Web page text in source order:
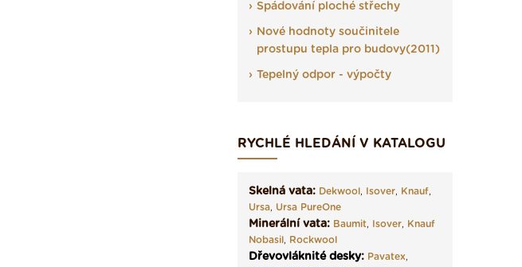
Spádování ploché střechy
Nové hodnoty součinitele
prostupu tepla pro budovy(2011)
Tepelný odpor - výpočty
RYCHLÉ HLEDÁNÍ V KATALOGU
Skelná vata: Dekwool, Isover, Knauf,
Ursa, Ursa PureOne
Minerální vata: Baumit, Isover, Knauf
Nobasil, Rockwool
Dřevovláknité desky: Pavatex,